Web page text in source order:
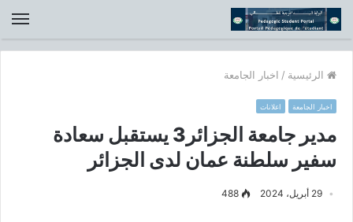
الرئيسية / اخبار الجامعة
اخبار الجامعة اعلانات
مدير جامعة الجزائر3 يستقبل سعادة
سفير سلطنة عمان لدى الجزائر
29 أبريل، 2024 488